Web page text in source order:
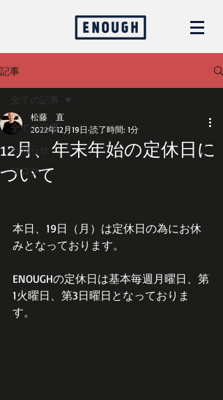
記事
全ての記事
お知らせ
ブログ
全ての記事
12月、年末年始の定休日に
ついて
松藤 直
2022年12月19日 読了時間: 1分
本日、19日（月）は定休日の為にお休
みとなっております。
ENOUGHの定休日は基本毎週月曜日、第
1火曜日、第3日曜日となっておりま
す。